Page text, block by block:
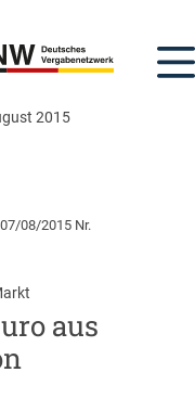
2015
08/2015 Nr.
aus